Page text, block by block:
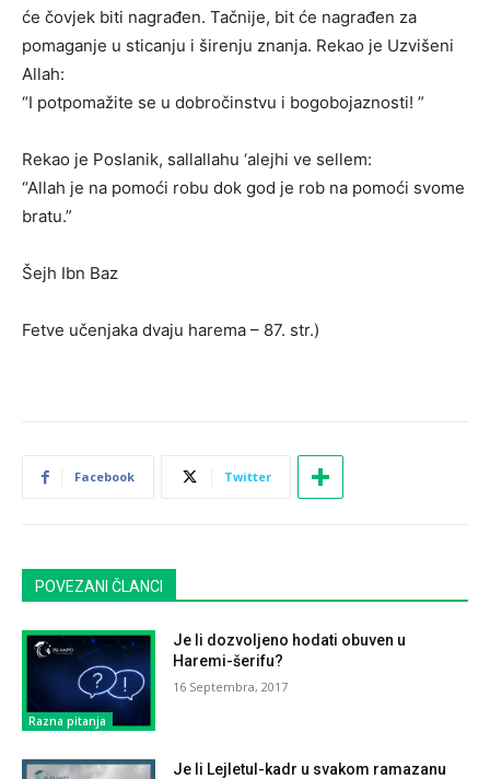
će čovjek biti nagrađen. Tačnije, bit će nagrađen za
pomaganje u sticanju i širenju znanja. Rekao je Uzvišeni
Allah:
“I potpomažite se u dobročinstvu i bogobojaznosti! ”
Rekao je Poslanik, sallallahu ‘alejhi ve sellem:
“Allah je na pomoći robu dok god je rob na pomoći svome
bratu.”
Šejh Ibn Baz
Fetve učenjaka dvaju harema – 87. str.)
Facebook Twitter
POVEZANI ČLANCI
Razna pitanja
Je li dozvoljeno hodati obuven u
Haremi-šerifu?
16 Septembra, 2017
Je li Lejletul-kadr u svakom ramazanu